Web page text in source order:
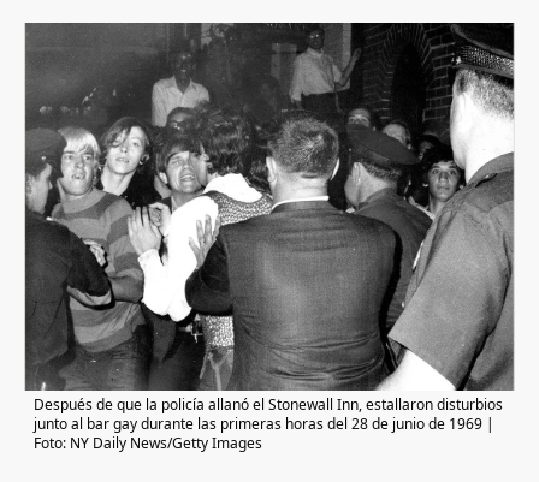
Después de que la policía allanó el Stonewall Inn, estallaron disturbios
junto al bar gay durante las primeras horas del 28 de junio de 1969 |
Foto: NY Daily News/Getty Images